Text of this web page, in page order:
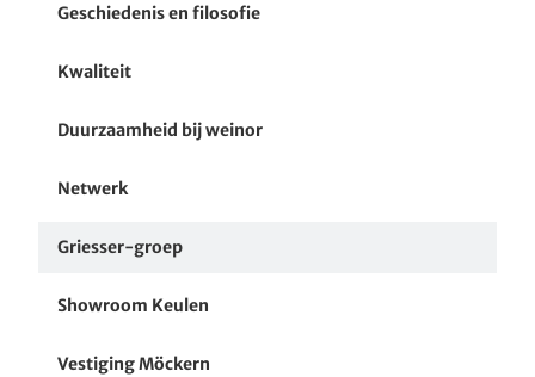
Geschiedenis en filosofie
Kwaliteit
Duurzaamheid bij weinor
Netwerk
Griesser-groep
Showroom Keulen
Vestiging Möckern